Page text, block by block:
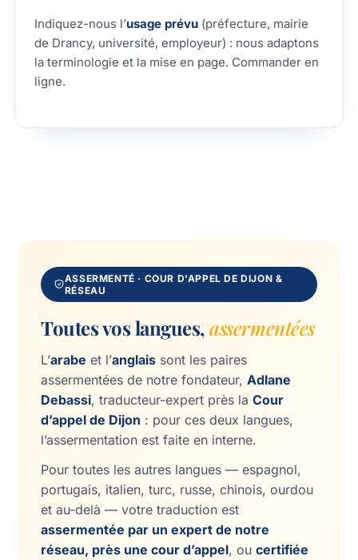
Indiquez-nous l’usage prévu (préfecture, mairie
de Drancy, université, employeur) : nous adaptons
la terminologie et la mise en page. Commander en
ligne.
ASSERMENTÉ · COUR D'APPEL DE DIJON &
RÉSEAU
Toutes vos langues,assermentées
L’arabe et l’anglais sont les paires
assermentées de notre fondateur, Adlane
Debassi, traducteur-expert près la Cour
d’appel de Dijon : pour ces deux langues,
l’assermentation est faite en interne.
Pour toutes les autres langues — espagnol,
portugais, italien, turc, russe, chinois, ourdou
et au-delà — votre traduction est
assermentée par un expert de notre
réseau, près une cour d’appel, ou certifiée